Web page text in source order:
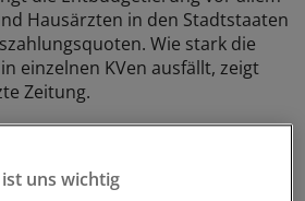
Hausärzten in den Stadtstaaten
Wie stark die
einzelnen KVen ausfällt, zeigt
Zeitung.
uns wichtig